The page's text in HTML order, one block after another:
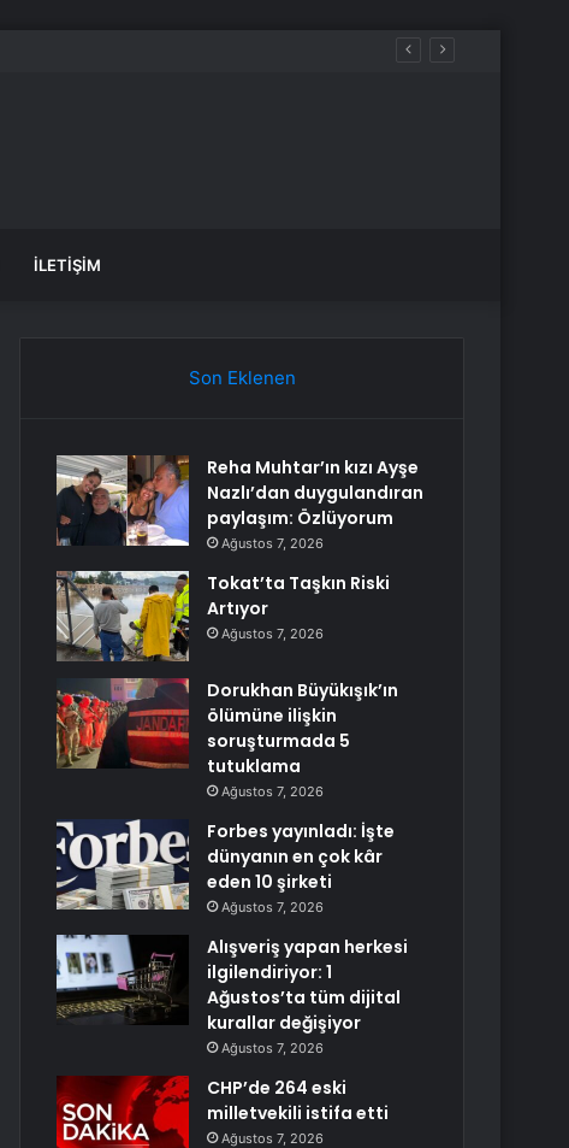
İLETIŞIM
Son Eklenen
Reha Muhtar’ın kızı Ayşe
Nazlı’dan duygulandıran
paylaşım: Özlüyorum
Ağustos 7, 2026
Tokat’ta Taşkın Riski
Artıyor
Ağustos 7, 2026
Dorukhan Büyükışık’ın
ölümüne ilişkin
soruşturmada 5
tutuklama
Ağustos 7, 2026
Forbes yayınladı: İşte
dünyanın en çok kâr
eden 10 şirketi
Ağustos 7, 2026
Alışveriş yapan herkesi
ilgilendiriyor: 1
Ağustos’ta tüm dijital
kurallar değişiyor
Ağustos 7, 2026
CHP’de 264 eski
milletvekili istifa etti
Ağustos 7, 2026